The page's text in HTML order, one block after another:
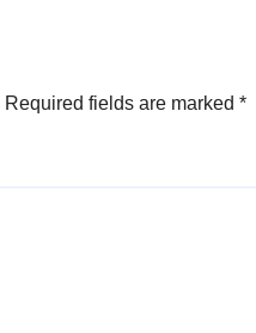
Required fields are marked *